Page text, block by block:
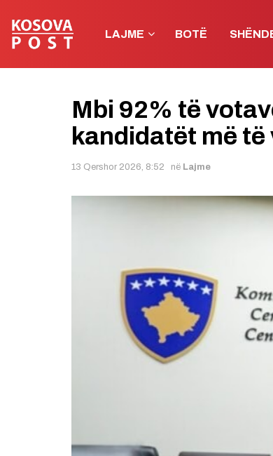
LAJME BOTË
Mbi 92% të
kandidatët më
13 Qershor 2026, 8:52 në Lajme